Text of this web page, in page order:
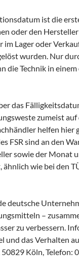
ist die
oder den
Lager oder
wurden. Nur
die Technik in
das
zumeist
helfen hier
FSR sind an den
sowie der Monat
wie bei den
deutsche
–
zu verbessern.
das Verhalten
Köln, Telefon: